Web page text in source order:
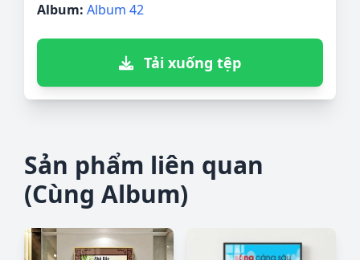
Album: Album 42
Tải xuống tệp
Sản phẩm liên quan
(Cùng Album)